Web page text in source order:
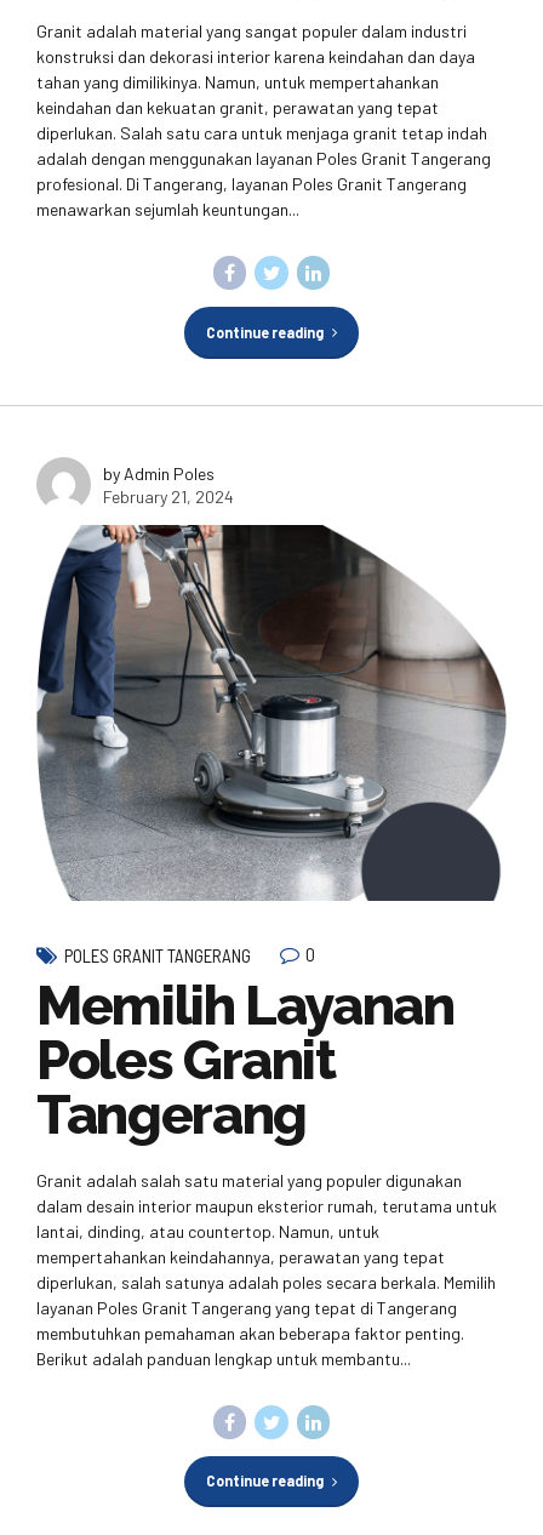
Granit adalah material yang sangat populer dalam industri
konstruksi dan dekorasi interior karena keindahan dan daya
tahan yang dimilikinya. Namun, untuk mempertahankan
keindahan dan kekuatan granit, perawatan yang tepat
diperlukan. Salah satu cara untuk menjaga granit tetap indah
adalah dengan menggunakan layanan Poles Granit Tangerang
profesional. Di Tangerang, layanan Poles Granit Tangerang
menawarkan sejumlah keuntungan...
Continue reading
by Admin Poles
February 21, 2024
POLES GRANIT TANGERANG 0
Memilih Layanan
Poles Granit
Tangerang
Granit adalah salah satu material yang populer digunakan
dalam desain interior maupun eksterior rumah, terutama untuk
lantai, dinding, atau countertop. Namun, untuk
mempertahankan keindahannya, perawatan yang tepat
diperlukan, salah satunya adalah poles secara berkala. Memilih
layanan Poles Granit Tangerang yang tepat di Tangerang
membutuhkan pemahaman akan beberapa faktor penting.
Berikut adalah panduan lengkap untuk membantu...
Continue reading